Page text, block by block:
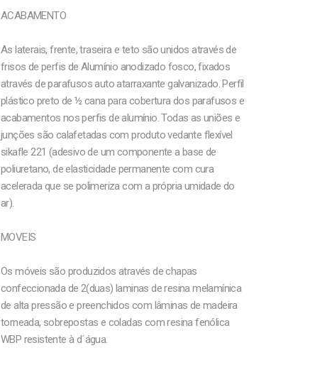
ACABAMENTO
As laterais, frente, traseira e teto são unidos através de
frisos de perfis de Alumínio anodizado fosco, fixados
através de parafusos auto atarraxante galvanizado. Perfil
plástico preto de ½ cana para cobertura dos parafusos e
acabamentos nos perfis de alumínio. Todas as uniões e
junções são calafetadas com produto vedante flexível
sikafle 221 (adesivo de um componente a base de
poliuretano, de elasticidade permanente com cura
acelerada que se polimeriza com a própria umidade do
ar).
MOVEIS
Os móveis são produzidos através de chapas
confeccionada de 2(duas) laminas de resina melamínica
de alta pressão e preenchidos com lâminas de madeira
torneada, sobrepostas e coladas com resina fenólica
WBP resistente à d´água.